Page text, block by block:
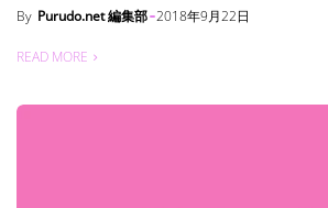
By Purudo.net 編集部 2018年9月22日
READ MORE